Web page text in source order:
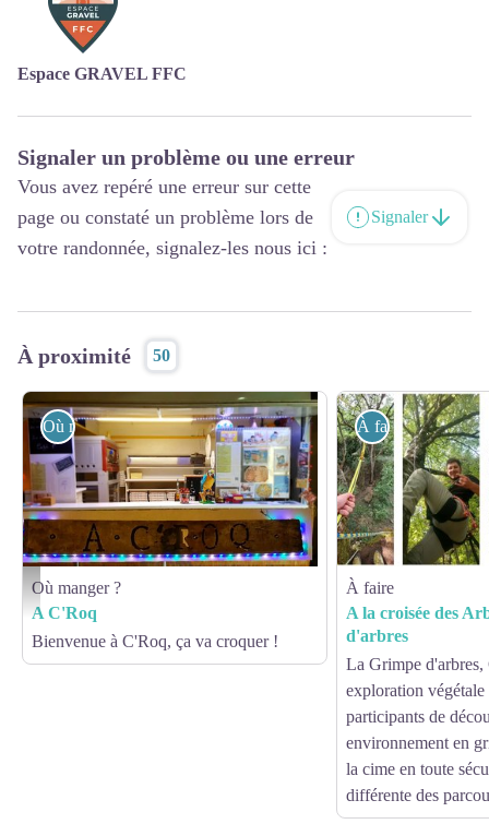
Espace GRAVEL FFC
Signaler un problème ou une erreur
Vous avez repéré une erreur sur cette
page ou constaté un problème lors de
votre randonnée, signalez-les nous ici :
Signaler
À proximité 50
A C'Roq - SAVIN CHRISTOPHE
Où manger ?
Où manger ?
A C'Roq
Bienvenue à C'Roq, ça va croquer !
À faire
À faire
A la croisée des
d'arbres
La Grimpe d'arbres,
exploration
participants de
environnement en
la cime en toute
différente des